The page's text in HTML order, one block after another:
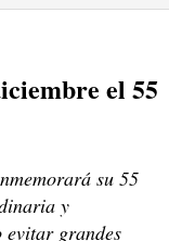
el 55
su 55
y
evitar grandes